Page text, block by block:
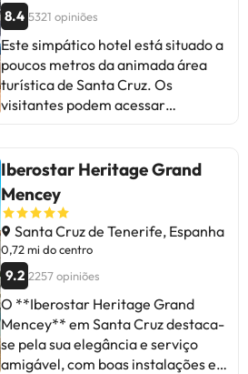
8.4 5321 opiniões
Este simpático hotel está situado a
poucos metros da animada área
turística de Santa Cruz. Os
visitantes podem acessar
apenas a 200 metros de uma praia
paradisíaca. O estilo arquitetônico
do hotel é um ambiente agradável
e tranquilo e um serviço acolhedor
e fantástico para ajudar os
hóspedes a relaxar e se sentirem
confortáveis ​​durante a sua estadia.
Os quartos estão decorados com
bom gosto e oferecem um
ambiente tranquilo, onde os
visitantes podem relaxar e
Iberostar Heritage Grand
Mencey
Santa Cruz de Tenerife, Espanha
0,72 mi do centro
9.2 2257 opiniões
O **Iberostar Heritage Grand
Mencey** em Santa Cruz destaca-
se pela sua elegância e serviço
amigável, com boas instalações e